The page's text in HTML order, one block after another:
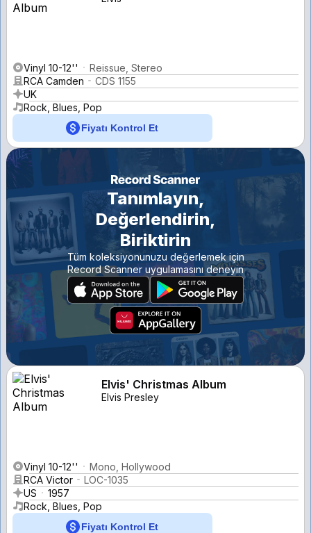
Vinyl 10-12''
Reissue, Stereo
RCA Camden
CDS 1155
UK
Rock, Blues, Pop
Fiyatı Kontrol Et
Tanımlayın,
Değerlendirin,
Biriktirin
Tüm koleksiyonunuzu değerlemek için
Record Scanner uygulamasını deneyin
Elvis' Christmas Album
Elvis Presley
Vinyl 10-12''
Mono, Hollywood
RCA Victor
LOC-1035
US
1957
Rock, Blues, Pop
Fiyatı Kontrol Et